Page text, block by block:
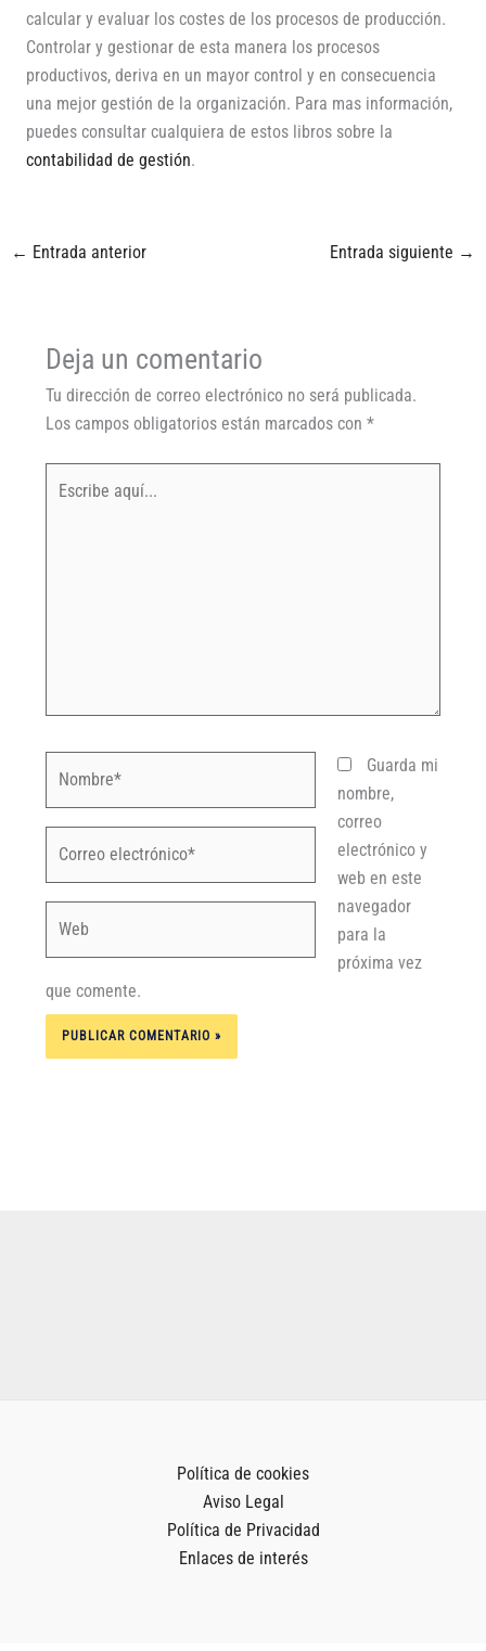
calcular y evaluar los costes de los procesos de producción.
Controlar y gestionar de esta manera los procesos
productivos, deriva en un mayor control y en consecuencia
una mejor gestión de la organización. Para mas información,
puedes consultar cualquiera de estos libros sobre la
contabilidad de gestión.
← Entrada anterior Entrada siguiente →
Deja un comentario
Tu dirección de correo electrónico no será publicada.
Los campos obligatorios están marcados con *
Guarda mi
nombre,
correo
electrónico y
web en este
navegador
para la
próxima vez
que comente.
Política de cookies
Aviso Legal
Política de Privacidad
Enlaces de interés